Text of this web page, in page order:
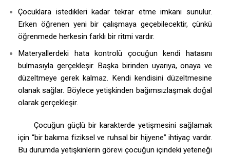
Çocuklara istedikleri kadar tekrar etme imkanı sunulur.
Erken öğrenen yeni bir çalışmaya geçebilecektir, çünkü
öğrenmede herkesin farklı bir ritmi vardır.
Materyallerdeki hata kontrolü çocuğun kendi hatasını
bulmasıyla gerçekleşir. Başka birinden uyarıya, onaya ve
düzeltmeye gerek kalmaz. Kendi kendisini düzeltmesine
olanak sağlar. Böylece yetişkinden bağımsızlaşmak doğal
olarak gerçekleşir.
Çocuğun güçlü bir karakterde yetişmesini sağlamak
için “bir bakıma fiziksel ve ruhsal bir hijyene” ihtiyaç vardır.
Bu durumda yetişkinlerin görevi çocuğun içindeki yeteneği